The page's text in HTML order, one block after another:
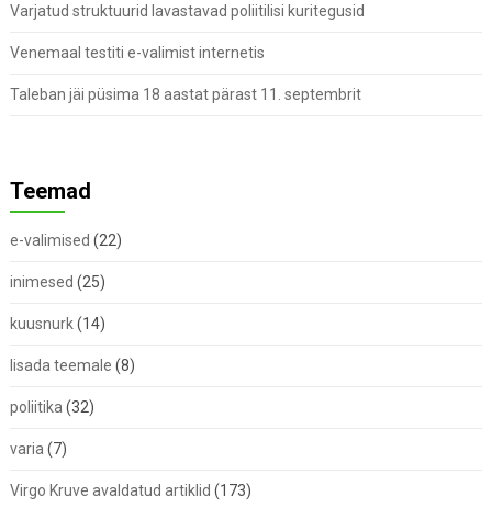
Varjatud struktuurid lavastavad poliitilisi kuritegusid
Venemaal testiti e-valimist internetis
Taleban jäi püsima 18 aastat pärast 11. septembrit
Teemad
e-valimised (22)
inimesed (25)
kuusnurk(14)
lisada teemale (8)
poliitika (32)
varia (7)
Virgo Kruve avaldatud artiklid (173)